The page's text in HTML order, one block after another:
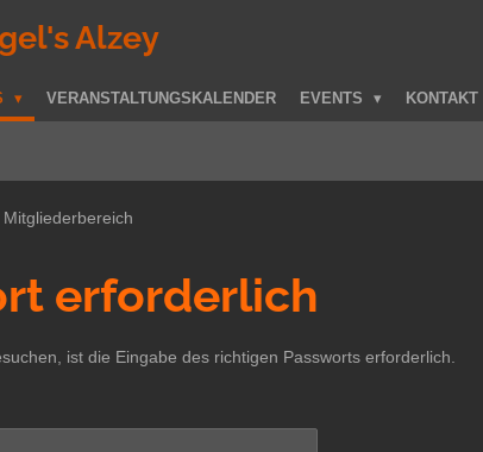
Alzey
VERANSTALTUNGSKALENDER EVENTS KONTAKT
Mitgliederbereich
erforderlich
ist die Eingabe des richtigen Passworts erforderlich.